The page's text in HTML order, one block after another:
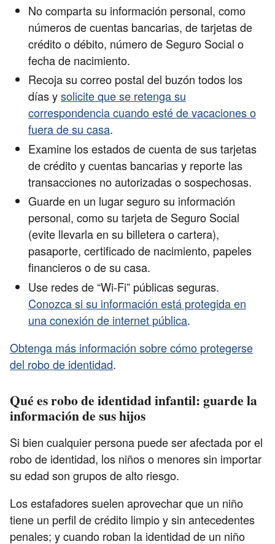
No comparta su información personal, como
números de cuentas bancarias, de tarjetas de
crédito o débito, número de Seguro Social o
fecha de nacimiento.
Recoja su correo postal del buzón todos los
días ysolicite que se retenga su
correspondencia cuando esté de vacaciones o
fuera de su casa.
Examine los estados de cuenta de sus tarjetas
de crédito y cuentas bancarias y reporte las
transacciones no autorizadas o sospechosas.
Guarde en un lugar seguro su información
personal, como su tarjeta de Seguro Social
(evite llevarla en su billetera o cartera),
pasaporte, certificado de nacimiento, papeles
financieros o de su casa.
Use redes de “Wi-Fi” públicas seguras.
Conozca si su información está protegida en
una conexión de internet pública.
Obtenga más información sobre cómo protegerse
del robo de identidad.
Qué es robo de identidad infantil: guarde la
información de sus hijos
Si bien cualquier persona puede ser afectada por el
robo de identidad, los niños o menores sin importar
su edad son grupos de alto riesgo.
Los estafadores suelen aprovechar que un niño
tiene un perfil de crédito limpio y sin antecedentes
penales; y cuando roban la identidad de un niño